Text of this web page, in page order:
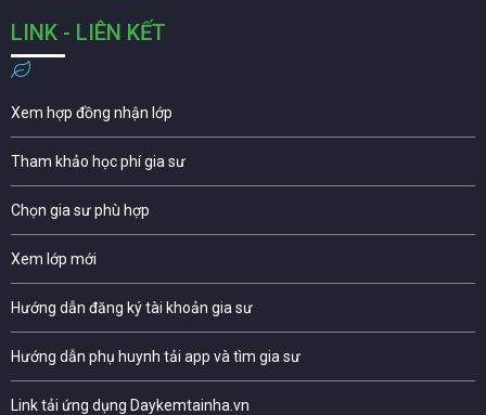
LINK - LIÊN KẾT
Xem hợp đồng nhận lớp
Tham khảo học phí gia sư
Chọn gia sư phù hợp
Xem lớp mới
Hướng dẫn đăng ký tài khoản gia sư
Hướng dẫn phụ huynh tải app và tìm gia sư
Link tải ứng dụng Daykemtainha.vn